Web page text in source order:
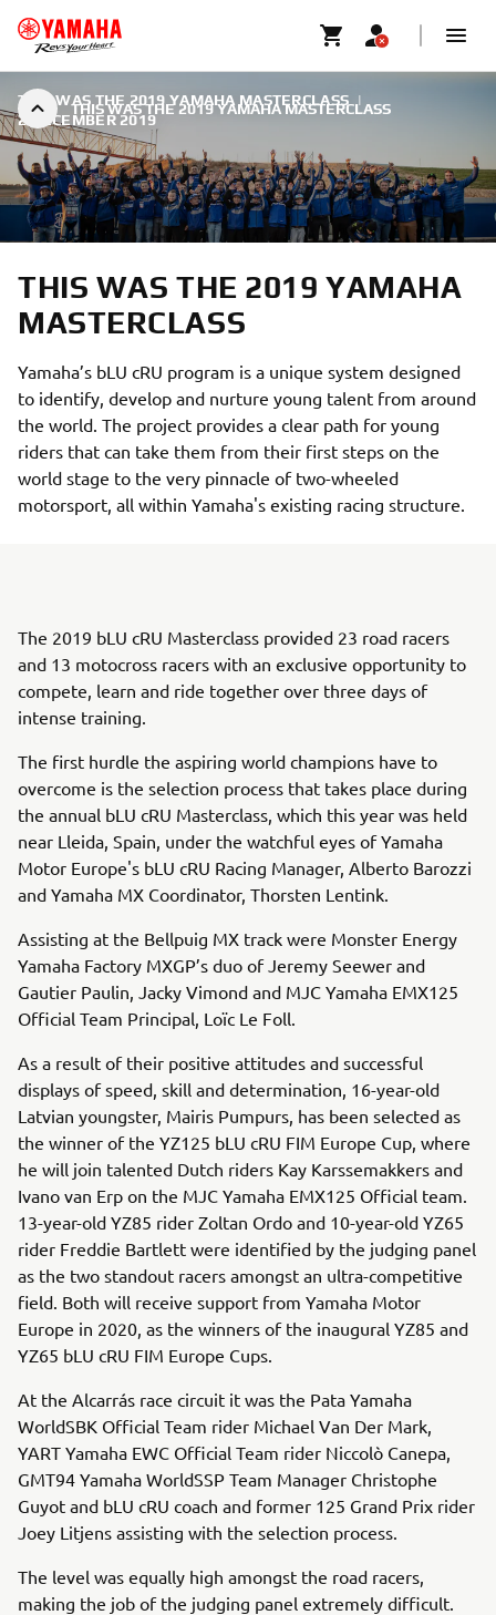
THIS WAS THE 2019 YAMAHA MASTERCLASS
THIS WAS THE 2019 YAMAHA MASTERCLASS |
2 DECEMBER 2019
THIS WAS THE 2019 YAMAHA
MASTERCLASS
Yamaha’s bLU cRU program is a unique system designed
to identify, develop and nurture young talent from around
the world. The project provides a clear path for young
riders that can take them from their first steps on the
world stage to the very pinnacle of two-wheeled
motorsport, all within Yamaha's existing racing structure.
The 2019 bLU cRU Masterclass provided 23 road racers
and 13 motocross racers with an exclusive opportunity to
compete, learn and ride together over three days of
intense training.
The first hurdle the aspiring world champions have to
overcome is the selection process that takes place during
the annual bLU cRU Masterclass, which this year was held
near Lleida, Spain, under the watchful eyes of Yamaha
Motor Europe's bLU cRU Racing Manager, Alberto Barozzi
and Yamaha MX Coordinator, Thorsten Lentink.
Assisting at the Bellpuig MX track were Monster Energy
Yamaha Factory MXGP’s duo of Jeremy Seewer and
Gautier Paulin, Jacky Vimond and MJC Yamaha EMX125
Official Team Principal, Loïc Le Foll.
As a result of their positive attitudes and successful
displays of speed, skill and determination, 16-year-old
Latvian youngster, Mairis Pumpurs, has been selected as
the winner of the YZ125 bLU cRU FIM Europe Cup, where
he will join talented Dutch riders Kay Karssemakkers and
Ivano van Erp on the MJC Yamaha EMX125 Official team.
13-year-old YZ85 rider Zoltan Ordo and 10-year-old YZ65
rider Freddie Bartlett were identified by the judging panel
as the two standout racers amongst an ultra-competitive
field. Both will receive support from Yamaha Motor
Europe in 2020, as the winners of the inaugural YZ85 and
YZ65 bLU cRU FIM Europe Cups.
At the Alcarrás race circuit it was the Pata Yamaha
WorldSBK Official Team rider Michael Van Der Mark,
YART Yamaha EWC Official Team rider Niccolò Canepa,
GMT94 Yamaha WorldSSP Team Manager Christophe
Guyot and bLU cRU coach and former 125 Grand Prix rider
Joey Litjens assisting with the selection process.
The level was equally high amongst the road racers,
making the job of the judging panel extremely difficult.